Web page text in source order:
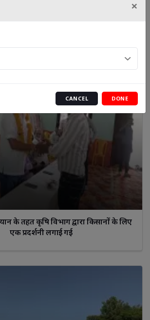
के तहत कृषि विभाग द्वारा किसानों के लिए
एक प्रदर्शनी लगाई गई
×
CANCEL DONE